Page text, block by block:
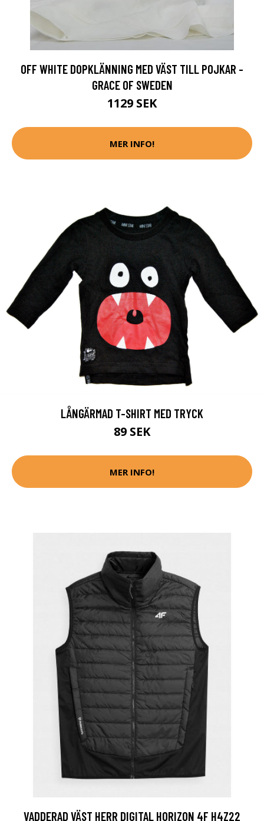
OFF WHITE DOPKLÄNNING MED VÄST TILL POJKAR -
GRACE OF SWEDEN
1129 SEK
MER INFO!
LÅNGÄRMAD T-SHIRT MED TRYCK
89 SEK
MER INFO!
VADDERAD VÄST HERR DIGITAL HORIZON 4F H4Z22